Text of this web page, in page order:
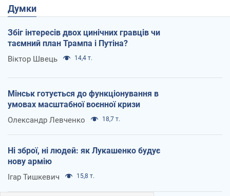
Думки
Збіг інтересів двох цинічних гравців чи
таємний план Трампа і Путіна?
Віктор Швець 14,4 т.
Мінськ готується до функціонування в
умовах масштабної воєнної кризи
Олександр Левченко 18,7 т.
Ні зброї, ні людей: як Лукашенко будує
нову армію
Ігар Тишкевич 15,8 т.